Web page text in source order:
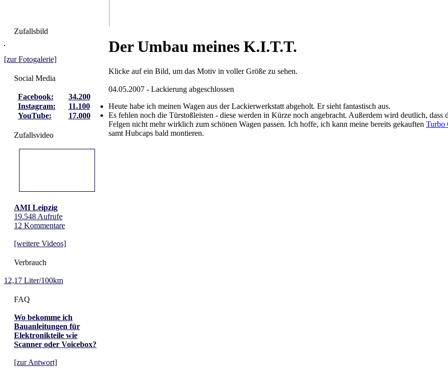
Zufallsbild
[zur Fotogalerie]
Social Media
Facebook:
34.200
Instagram:
11.100
YouTube:
17.000
Zufallsvideo
AMI Leipzig
19.548 Aufrufe
12 Kommentare
[weitere Videos]
Verbrauch
12,17 Liter/100km
FAQ
Wo bekomme ich
Bauanleitungen für
Elektronikteile wie
Scanner oder Voicebox?
[zur Antwort]
Der Umbau meines K.I.T.T.
Klicke auf ein Bild, um das Motiv in voller Größe zu sehen.
04.05.2007 - Lackierung abgeschlossen
Heute habe ich meinen Wagen aus der Lackierwerkstatt abgeholt. Er sieht fantastisch aus.
Es fehlen noch die Türstoßleisten - diese werden in Kürze noch angebracht. Außerdem wird deutlich, dass
Felgen nicht mehr wirklich zum schönen Wagen passen. Ich hoffe, ich kann meine bereits gekauften Turbo
samt Hubcaps bald montieren.